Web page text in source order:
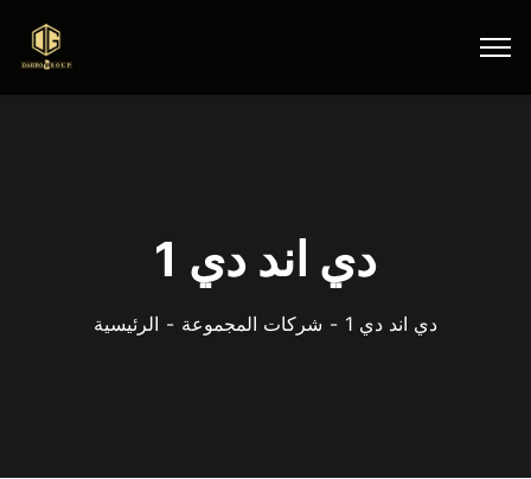
دي اند دي 1
الرئيسية شركات المجموعة دي اند دي 1